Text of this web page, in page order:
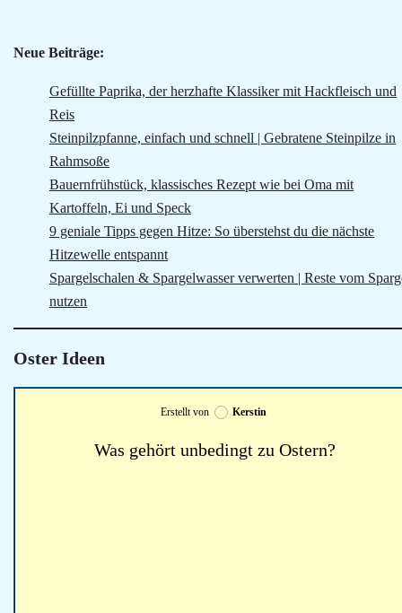
Neue Beiträge:
Gefüllte Paprika, der herzhafte Klassiker mit Hackfleisch und
Reis
Steinpilzpfanne, einfach und schnell | Gebratene Steinpilze in
Rahmsoße
Bauernfrühstück, klassisches Rezept wie bei Oma mit
Kartoffeln, Ei und Speck
9 geniale Tipps gegen Hitze: So überstehst du die nächste
Hitzewelle entspannt
Spargelschalen & Spargelwasser verwerten | Reste vom
nutzen
Oster Ideen
Erstellt von Kerstin
Was gehört unbedingt zu Ostern?